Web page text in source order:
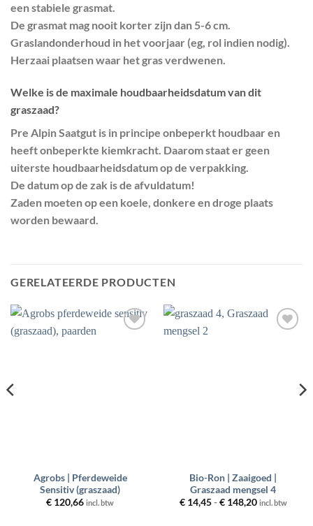
een stabiele grasmat.
De grasmat mag nooit korter zijn dan 5-6 cm.
Graslandonderhoud in het voorjaar (eg, rol indien nodig).
Herzaai plaatsen waar het gras verdwenen.
Welke is de maximale houdbaarheidsdatum van dit
graszaad?
Pre Alpin Saatgut is in principe onbeperkt houdbaar en
heeft onbeperkte kiemkracht. Daarom staat er geen
uiterste houdbaarheidsdatum op de verpakking.
De datum op de zak is de afvuldatum!
Zaden moeten op een koele, donkere en droge plaats
worden bewaard.
GERELATEERDE PRODUCTEN
Agrobs | Pferdeweide
Sensitiv (graszaad)
€ 120,66 incl. btw
Bio-Ron | Zaaigoed |
Graszaad mengsel 4
€14,45 - €148,20Prijsklasse:
incl. btw